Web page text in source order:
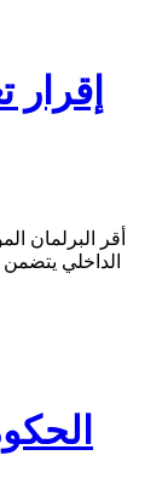
إقرار
أقر البرلمان
الداخلي